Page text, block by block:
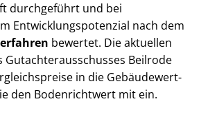
durchgeführt und bei
Ent­wick­lungs­po­ten­zi­al nach dem
bewertet. Die aktuellen
Gut­ach­ter­aus­schus­ses Beilrode
in die Ge­bäu­de­wert­
den Bodenrichtwert mit ein.